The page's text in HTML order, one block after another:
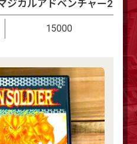
ジカルアドベンチャー2
15000